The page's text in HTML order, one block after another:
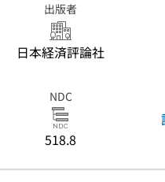
出版者
日本経済評論社
NDC
518.8